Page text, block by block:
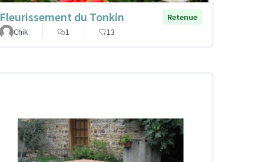
Fleurissement du Tonkin
Retenue
Chik
1 13